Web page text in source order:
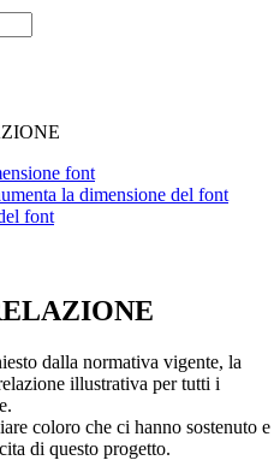
font
la dimensione del font
dalla normativa vigente, la
illustrativa per tutti i
coloro che ci hanno sostenuto e
di questo progetto.